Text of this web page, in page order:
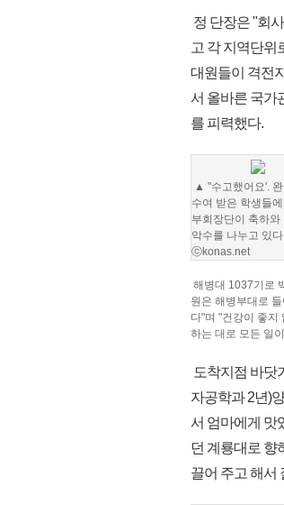
정 단장은 "회
고 각 지역단위
대원들이 격전
서 올바른 국가
를 피력했다.
▲ "수고했어요'.
수여 받은 학생들
부회장단이 축하와
악수를 나누고 있
ⓒkonas.net
해병대 1037기로
원은 해병부대로
다"며 "건강이 좋지
하는 대로 모든 일
도착지점 바닷
자공학과 2년)
서 엄마에게 맛
던 계룡대로 향
끌어 주고 해서